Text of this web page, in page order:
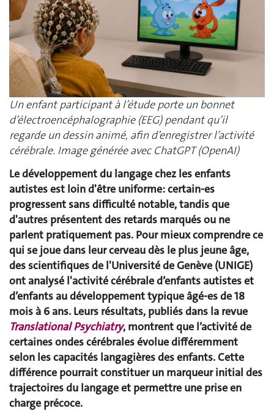
Un enfant participant à l’étude porte un bonnet
d’électroencéphalographie (EEG) pendant qu’il
regarde un dessin animé, afin d’enregistrer l’activité
cérébrale. Image générée avec ChatGPT (OpenAI)
Le développement du langage chez les enfants
autistes est loin d'être uniforme: certain-es
progressent sans difficulté notable, tandis que
d'autres présentent des retards marqués ou ne
parlent pratiquement pas. Pour mieux comprendre ce
qui se joue dans leur cerveau dès le plus jeune âge,
des scientifiques de l'Université de Genève (UNIGE)
ont analysé l'activité cérébrale d’enfants autistes et
d’enfants au développement typique âgé-es de 18
mois à 6 ans. Leurs résultats, publiés dans la revue
Translational Psychiatry, montrent que l’activité de
certaines ondes cérébrales évolue différemment
selon les capacités langagières des enfants. Cette
différence pourrait constituer un marqueur initial des
trajectoires du langage et permettre une prise en
charge précoce.